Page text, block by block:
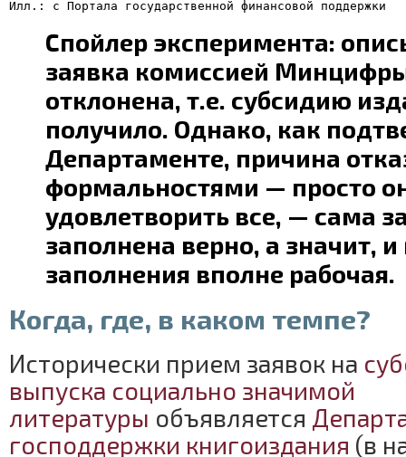
Илл.: с Портала государственной финансовой поддержки
Спойлер эксперимента:
заявка комиссией
отклонена, т.е. субсидию
получило. Однако, как
Департаменте, причина
формальностями — просто
удовлетворить все, — сама
заполнена верно, а значит,
заполнения вполне рабочая.
Когда, где, в каком темпе?
Исторически прием заявок на
выпуска социально значимой
литературы объявляется
господдержки книгоиздания (в